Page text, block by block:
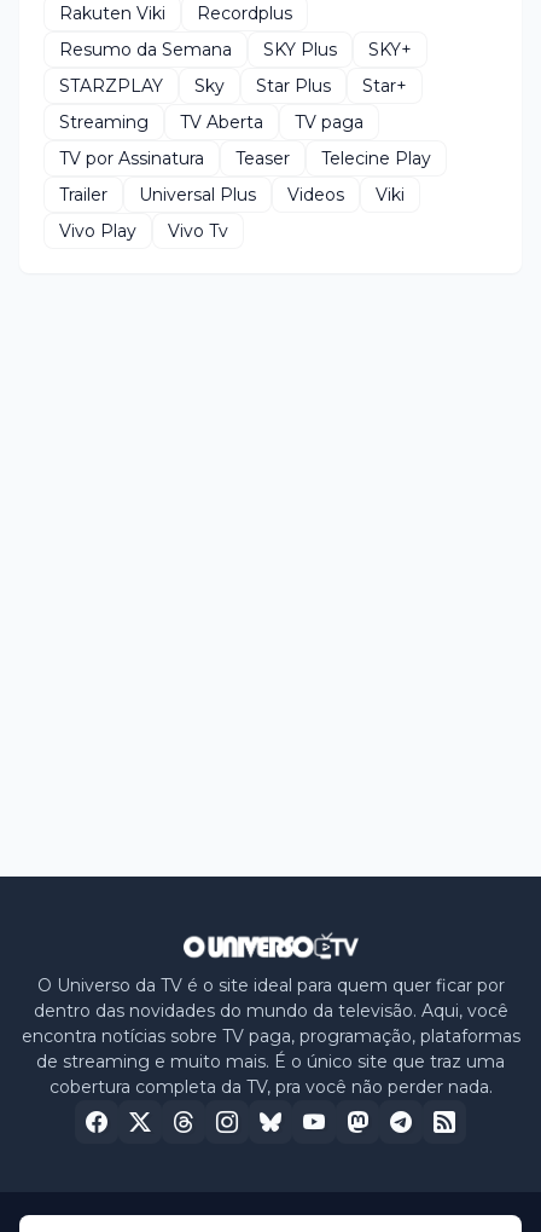
Rakuten Viki
Recordplus
Resumo da Semana
SKY Plus
SKY+
STARZPLAY
Sky Star Plus
Star+
Streaming
TV Aberta
TV paga
TV por Assinatura
Teaser
Telecine Play
Trailer
Universal Plus Videos
Viki
Vivo Play
Vivo Tv
O Universo da TV é o site ideal para quem quer ficar por
dentro das novidades do mundo da televisão. Aqui, você
encontra notícias sobre TV paga, programação, plataformas
de streaming e muito mais. É o único site que traz uma
cobertura completa da TV, pra você não perder nada.